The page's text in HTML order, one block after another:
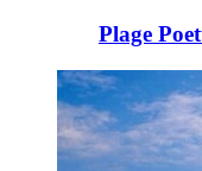
Plage